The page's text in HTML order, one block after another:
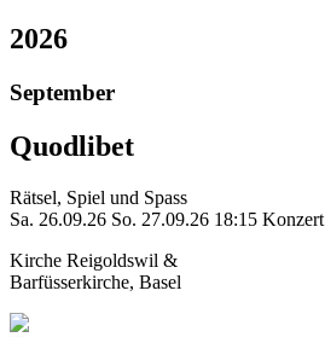
2026
September
Quodlibet
Rätsel, Spiel und Spass
Sa. 26.09.26 So. 27.09.26 18:15 Konzert
Kirche Reigoldswil &
Barfüsserkirche, Basel